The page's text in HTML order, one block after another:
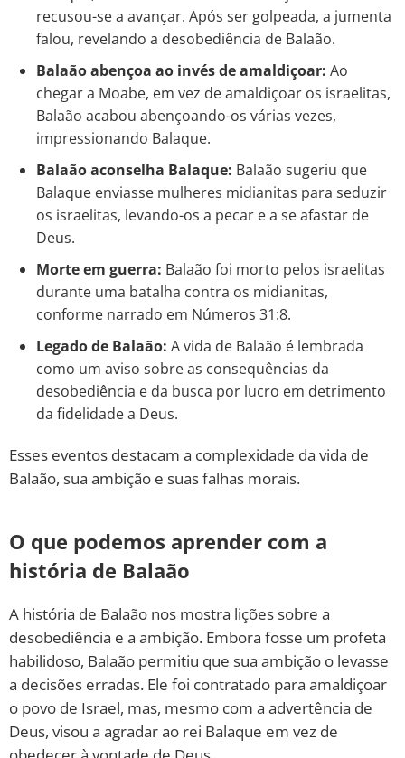
recusou-se a avançar. Após ser golpeada, a jumenta
falou, revelando a desobediência de Balaão.
Balaão abençoa ao invés de amaldiçoar: Ao
chegar a Moabe, em vez de amaldiçoar os israelitas,
Balaão acabou abençoando-os várias vezes,
impressionando Balaque.
Balaão aconselha Balaque: Balaão sugeriu que
Balaque enviasse mulheres midianitas para seduzir
os israelitas, levando-os a pecar e a se afastar de
Deus.
Morte em guerra: Balaão foi morto pelos israelitas
durante uma batalha contra os midianitas,
conforme narrado em Números 31:8.
Legado de Balaão: A vida de Balaão é lembrada
como um aviso sobre as consequências da
desobediência e da busca por lucro em detrimento
da fidelidade a Deus.
Esses eventos destacam a complexidade da vida de
Balaão, sua ambição e suas falhas morais.
O que podemos aprender com a
história de Balaão
A história de Balaão nos mostra lições sobre a
desobediência e a ambição. Embora fosse um profeta
habilidoso, Balaão permitiu que sua ambição o levasse
a decisões erradas. Ele foi contratado para amaldiçoar
o povo de Israel, mas, mesmo com a advertência de
Deus, visou a agradar ao rei Balaque em vez de